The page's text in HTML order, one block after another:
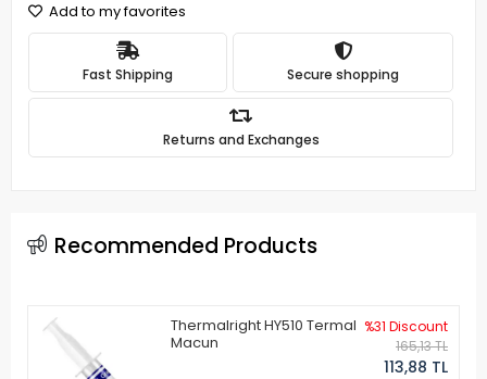
Add to my favorites
Fast Shipping Secure shopping
Returns and Exchanges
Recommended Products
Thermalright HY510 Termal
Macun
%31 Discount
165,13 TL
113,88 TL